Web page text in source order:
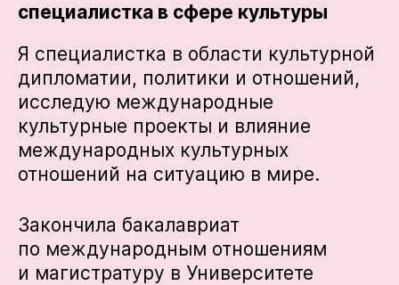
специалистка в сфере культуры
Я специалистка в области культурной
дипломатии, политики и отношений,
исследую международные
культурные проекты и влияние
международных культурных
отношений на ситуацию в мире.
Закончила бакалавриат
по международным отношениям
и магистратуру в Университете